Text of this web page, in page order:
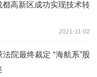
高新区成功实现技术转
2021-11-02
院最终裁定 “海航系”股